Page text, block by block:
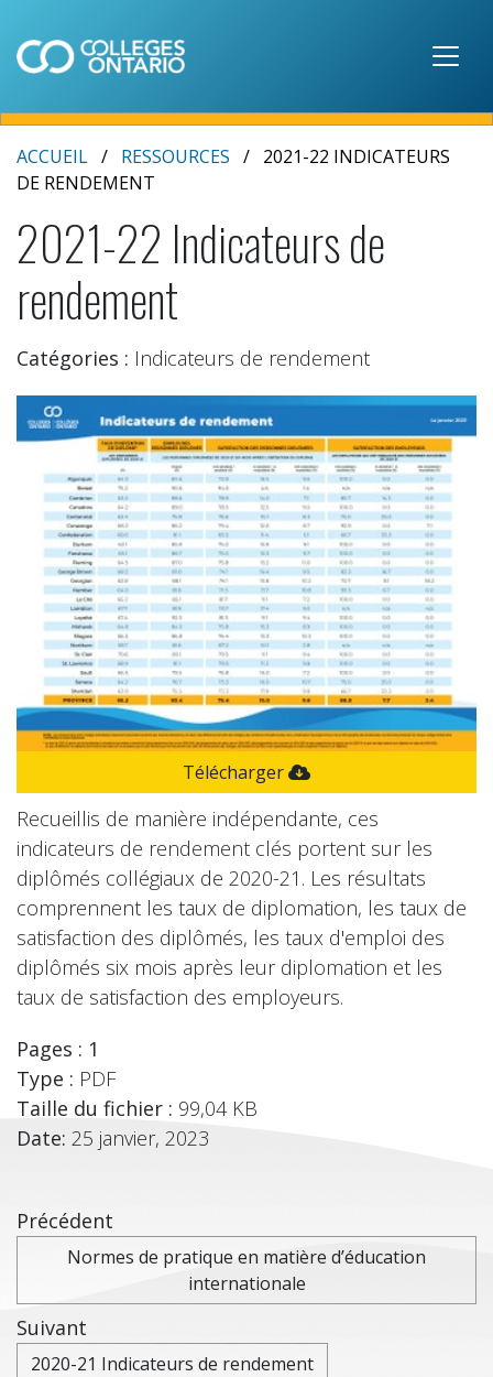
ACCUEIL RESSOURCES
2021-22 INDICATEURS
DE RENDEMENT
2021-22 Indicateurs de
rendement
Catégories : Indicateurs de rendement
Télécharger
Recueillis de manière indépendante, ces
indicateurs de rendement clés portent sur les
diplômés collégiaux de 2020-21. Les résultats
comprennent les taux de diplomation, les taux de
satisfaction des diplômés, les taux d'emploi des
diplômés six mois après leur diplomation et les
taux de satisfaction des employeurs.
Pages : 1
Type : PDF
Taille du fichier : 99,04 KB
Date: 25 janvier, 2023
Précédent
Normes de pratique en matière d’éducation
internationale
Suivant
2020-21 Indicateurs de rendement